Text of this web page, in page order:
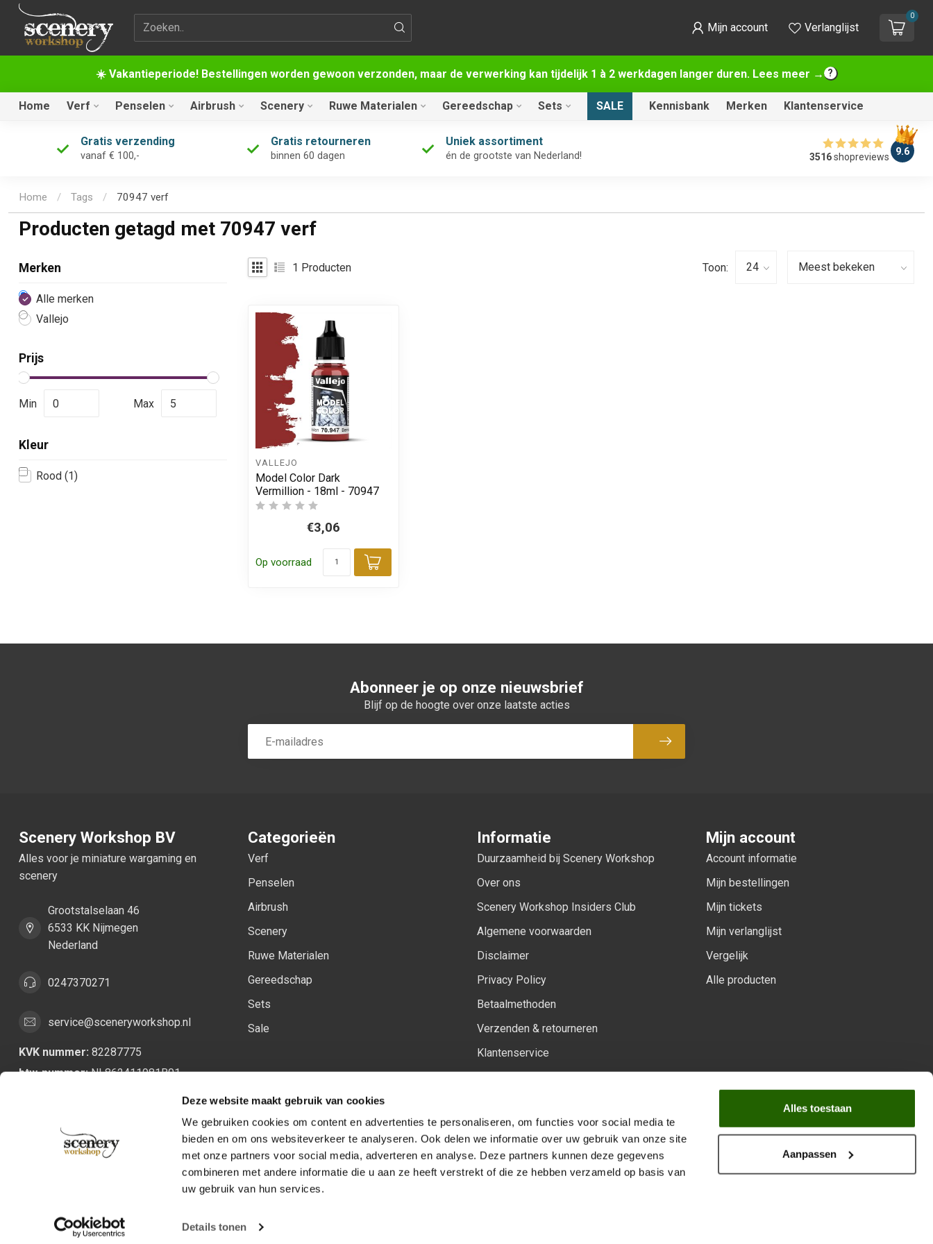
Deze website maakt gebruik van cookies
We gebruiken cookies om content en advertenties te personaliseren, om functies voor social media te
bieden en om ons websiteverkeer te analyseren. Ook delen we informatie over uw gebruik van onze site
met onze partners voor social media, adverteren en analyse. Deze partners kunnen deze gegevens
combineren met andere informatie die u aan ze heeft verstrekt of die ze hebben verzameld op basis van
uw gebruik van hun services.
Details tonen
Alles toestaan
Aanpassen
☀️ Vakantieperiode! Bestellingen worden gewoon verzonden, maar de verwerking kan tijdelijk 1 à 2 werkdagen langer duren. Lees meer →
Zoekterm Mijn account Verlanglijst
0
Home Verf Penselen Airbrush Scenery Ruwe Materialen Gereedschap Sets SALE Kennisbank Merken Klantenservice
Gratis verzending
vanaf € 100,-
Gratis retourneren
binnen 60 dagen
Uniek assortiment
én de grootste van Nederland! 3516shopreviews 9.6
Home / Tags / 70947 verf
Producten getagd met 70947 verf
Merken
Alle merken
Vallejo
Kleur
Rood (1)
Prijs
Min Max
1 Producten Toon:
VALLEJO
Model Color Dark
Vermillion - 18ml - 70947
€3,06
Op voorraad
Toevoegen aan winkelwagen
Abonneer je op onze nieuwsbrief
Blijf op de hoogte over onze laatste acties
Abonneer
Scenery Workshop BV
Alles voor je miniature wargaming en
scenery
Grootstalselaan 46
6533 KK Nijmegen
Nederland
0247370271
service@sceneryworkshop.nl
KVK nummer: 82287775
btw-nummer:NL862411981B01
Categorieën
Verf
Penselen
Airbrush
Scenery
Ruwe Materialen
Gereedschap
Sets
Sale
Informatie
Duurzaamheid bij Scenery Workshop
Over ons
Scenery Workshop Insiders Club
Algemene voorwaarden
Disclaimer
Privacy Policy
Betaalmethoden
Verzenden & retourneren
Klantenservice
Mijn account
Account informatie
Mijn bestellingen
Mijn tickets
Mijn verlanglijst
Vergelijk
Alle producten
Volg ons op:
Facebook
YoutubeInstagram